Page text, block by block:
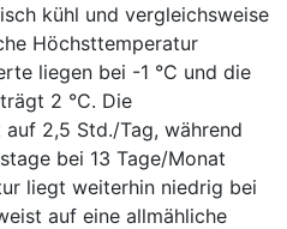
kühl und vergleichsweise
Höchsttemperatur
liegen bei -1 °C und die
2 °C. Die
2,5 Std./Tag, während
bei 13 Tage/Monat
liegt weiterhin niedrig bei
auf eine allmähliche